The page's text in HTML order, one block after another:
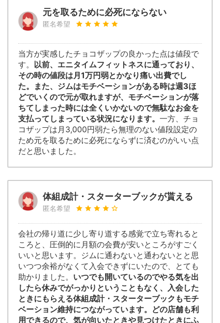
元を取るために必死にならない
匿名希望
当方が実感したチョコザップの良かった点は値段で
す。 以前、エニタイムフィットネスに通っており、
その時の値段は月1万円弱とかなり痛い出費でし
た。また、ジムはモチベーションがある時は週3ほ
どでいくので元が取れますが、モチベーションが落
ちてしまった時には全くいかないので無駄なお金を
支払ってしまっている状況になります。 一方、チョ
コザップは月3,000円弱たら無理のない値段設定の
ため元を取るために必死にならずに済むのがいい点
だと思いました。
体組成計・スターターブックが貰える
匿名希望
会社の帰り道に少し寄り道する感覚で立ち寄れると
ころと、圧倒的に月額の会費が安いところがすごく
いいと思います。ジムに通わないと通わないとと思
いつつ余裕がなくて入会できずにいたので、とても
助かりました。 いつでも開いているのでやる気を出
したら休みでがっかりということもなく、入会した
ときにもらえる体組成計・スターターブックもモチ
ベーション維持につながっています。どの店舗も利
用できるので、気が向いたときや見つけたときにふ